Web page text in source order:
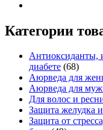
Категории
Антиоксиданты,
диабете (68)
Аюрведа для
Аюрведа для
Для волос и
Защита желудка
Защита от